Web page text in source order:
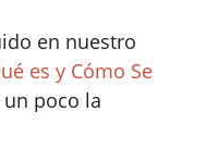
en nuestro
es y Cómo Se
poco la